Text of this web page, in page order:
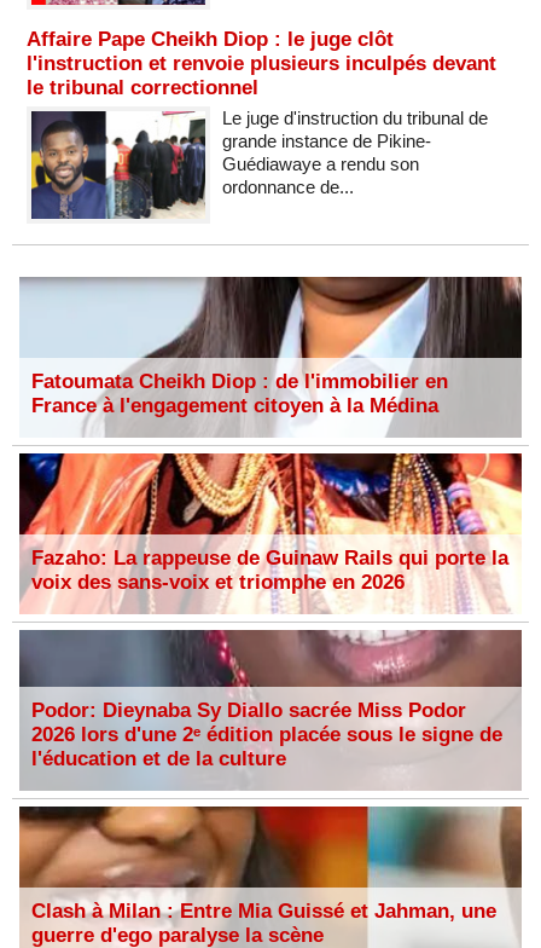
Affaire Pape Cheikh Diop : le juge clôt
l'instruction et renvoie plusieurs inculpés devant
le tribunal correctionnel
Le juge d'instruction du tribunal de
grande instance de Pikine-
Guédiawaye a rendu son
ordonnance de...
Fatoumata Cheikh Diop : de l'immobilier en
France à l'engagement citoyen à la Médina
Fazaho: La rappeuse de Guinaw Rails qui porte la
voix des sans-voix et triomphe en 2026
Podor: Dieynaba Sy Diallo sacrée Miss Podor
2026 lors d'une 2ᵉ édition placée sous le signe de
l'éducation et de la culture
Clash à Milan : Entre Mia Guissé et Jahman, une
guerre d'ego paralyse la scène